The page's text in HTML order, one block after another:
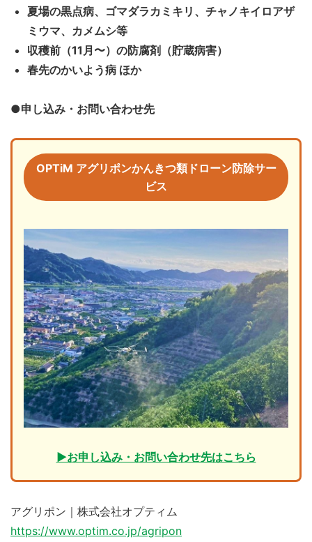
夏場の黒点病、ゴマダラカミキリ、チャノキイロアザ
ミウマ、カメムシ等
収穫前（11月〜）の防腐剤（貯蔵病害）
春先のかいよう病 ほか
●申し込み・お問い合わせ先
OPTiM アグリポンかんきつ類ドローン防除サー
ビス
▶︎お申し込み・お問い合わせ先はこちら
アグリポン｜株式会社オプティム
https://www.optim.co.jp/agripon